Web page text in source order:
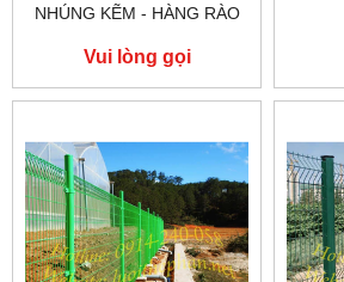
NHÚNG KẼM - HÀNG RÀO
Vui lòng gọi